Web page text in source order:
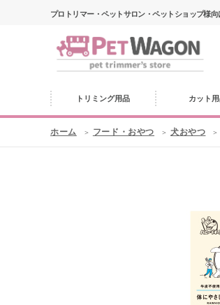
プロトリマー・ペットサロン・ペットショップ様
トリミング用品 カット
ホーム フード・おやつ 犬おやつ